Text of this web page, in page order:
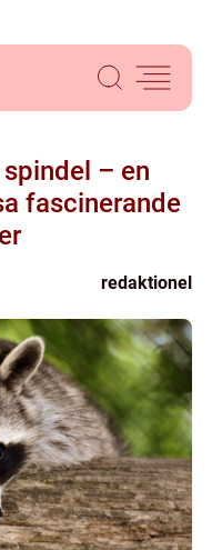
– en
fascinerande
redaktionel